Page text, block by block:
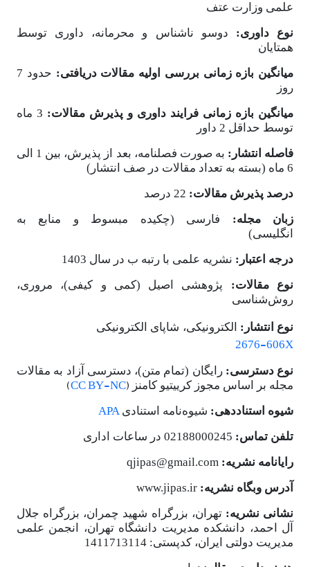
علمی وزارت عتف
نوع داوری: دوسو ناشناس و محرمانه، داوری توسط
همتایان
میانگین بازه زمانی بررسی اولیه مقالات دریافتی:
حدود 7
روز
میانگین بازه زمانی فرایند داوری و پذیرش مقالات:
3 ماه
توسط حداقل 2 داور
فاصله انتشار: به صورت فصلنامه،
بعد از پذیرش، بین 1 الی
6 ماه (بسته به تعداد مقالات در صف انتشار)
درصد پذیرش مقالات: 22 درصد
زبان مجله: فارسی (چکیده مبسوط و منابع به
انگلیسی)
درجه اعتبار: نشریه علمی با رتبه ب در سال 1403
نوع مقالات: پژوهشی اصیل (کمی و کیفی)، مروری،
روش‌شناسی
نوع انتشار: الکترونیکی، شاپای الکترونیکی
2676-606X
نوع دسترسی:رایگان (تمام متن)، دسترسی آزاد به مقالات
مجله بر اساس مجوز کرییتیو کامنز
(CC BY-NC)
شیوه استناددهی: شیوهنامه استنادی APA
تلفن تماس: 02188000245 در ساعات اداری
رایانامه نشریه: qjipas@gmail.com
آدرس وبگاه نشریه: www.jipas.ir
نشانی نشریه:تهران، بزرگراه شهید چمران، بزرگراه جلال
آل احمد، دانشکده مدیریت دانشگاه تهران، انجمن علمی
مدیریت دولتی ایران، کدپستی: 1411713114